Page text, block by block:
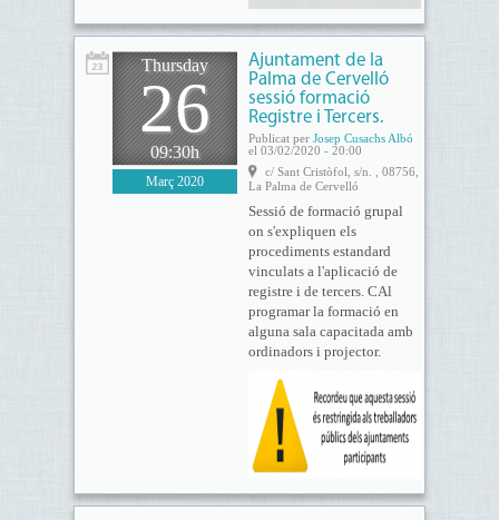
Thursday
26
09:30h
Març 2020
Ajuntament de la
Palma de Cervelló
sessió formació
Registre i Tercers.
Publicat per Josep Cusachs Albó
el 03/02/2020 - 20:00
c/ Sant Cristòfol, s/n. , 08756,
La Palma de Cervelló
Sessió de formació grupal
on s'expliquen els
procediments estandard
vinculats a l'aplicació de
registre i de tercers. CAl
programar la formació en
alguna sala capacitada amb
ordinadors i projector.